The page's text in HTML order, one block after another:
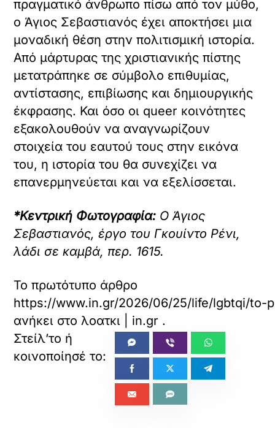
πραγματικό άνθρωπο πίσω από τον μύθο,
ο Άγιος Σεβαστιανός έχει αποκτήσει μια
μοναδική θέση στην πολιτισμική ιστορία.
Από μάρτυρας της χριστιανικής πίστης
μετατράπηκε σε σύμβολο επιθυμίας,
αντίστασης, επιβίωσης και δημιουργικής
έκφρασης. Και όσο οι queer κοινότητες
εξακολουθούν να αναγνωρίζουν
στοιχεία του εαυτού τους στην εικόνα
του, η ιστορία του θα συνεχίζει να
επανερμηνεύεται και να εξελίσσεται.
*Κεντρική Φωτογραφία: Ο Άγιος
Σεβαστιανός, έργο του Γκουίντο Ρένι,
λάδι σε καμβά, περ. 1615.
Το πρωτότυπο άρθρο
https://www.in.gr/2026/06/25/life/lgbtqi/to-
ανήκει στο λοατκι | in.gr .